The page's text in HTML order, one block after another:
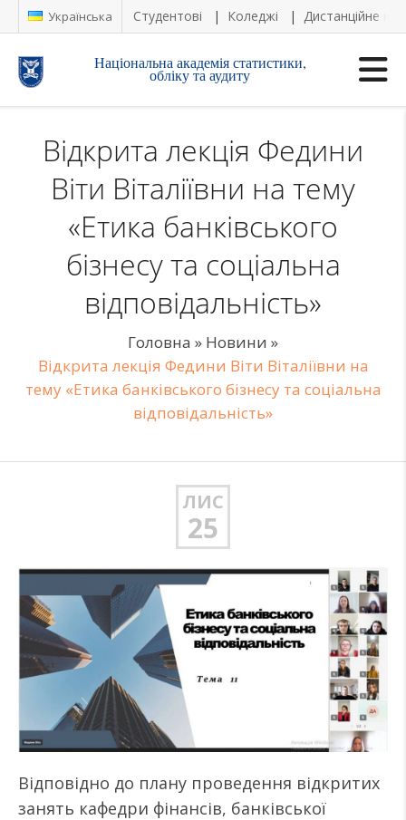
Українська Студентові Коледжі Дистанційне
Національна академія статистики,
обліку та аудиту
Відкрита лекція Федини
Віти Віталіївни на тему
«Етика банківського
бізнесу та соціальна
відповідальність»
Головна » Новини »
Відкрита лекція Федини Віти Віталіївни на
тему «Етика банківського бізнесу та соціальна
відповідальність»
ЛИС
25
Відповідно до плану проведення відкритих
занять кафедри фінансів, банківської